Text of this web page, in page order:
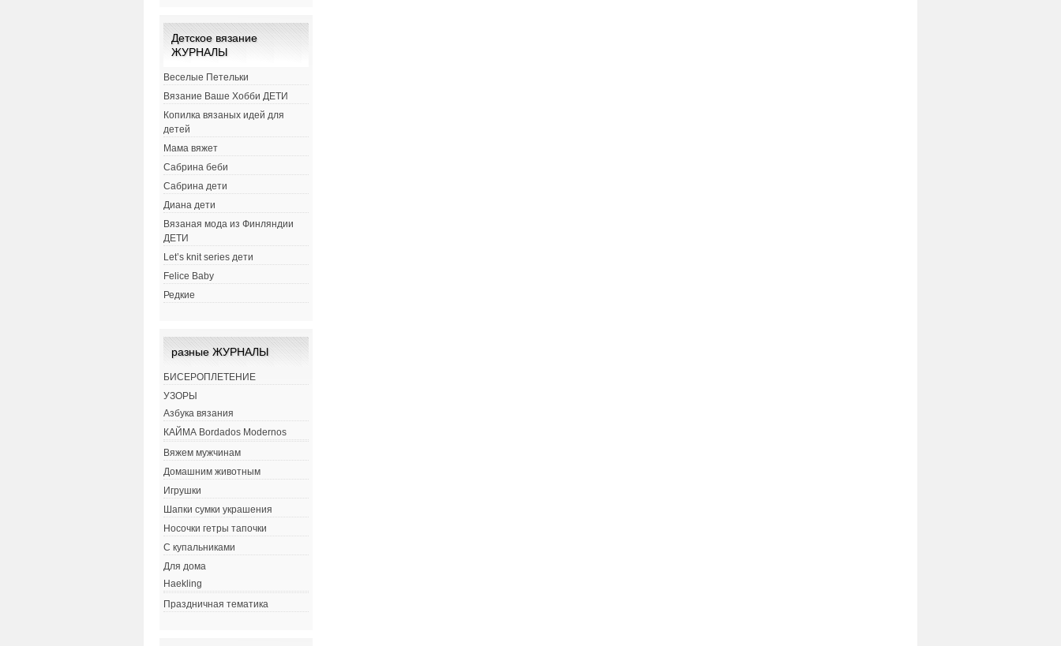
Детское вязание
ЖУРНАЛЫ
Веселые Петельки
Вязание Ваше Хобби ДЕТИ
Копилка вязаных идей для
детей
Мама вяжет
Сабрина беби
Сабрина дети
Диана дети
Вязаная мода из Финляндии
ДЕТИ
Let’s knit series дети
Felice Baby
Редкие
разные ЖУРНАЛЫ
БИСЕРОПЛЕТЕНИЕ
УЗОРЫ
Азбука вязания
КАЙМА Bordados Modernos
Вяжем мужчинам
Домашним животным
Игрушки
Шапки сумки украшения
Носочки гетры тапочки
С купальниками
Для дома
Haekling
Праздничная тематика